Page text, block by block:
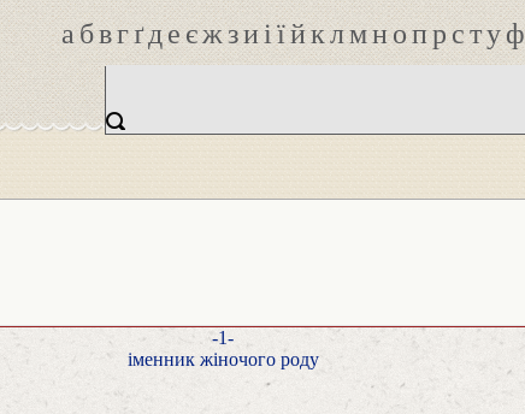
абвгґдеєжзиіїйклмнопрстуф
-1-
іменник жіночого роду